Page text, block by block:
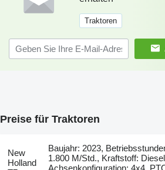
Traktoren
Preise für Traktoren
New
Holland
Baujahr: 2023,
1.800 M/Std., Kraftstoff:
Achsenkonfiguration: 4x4,